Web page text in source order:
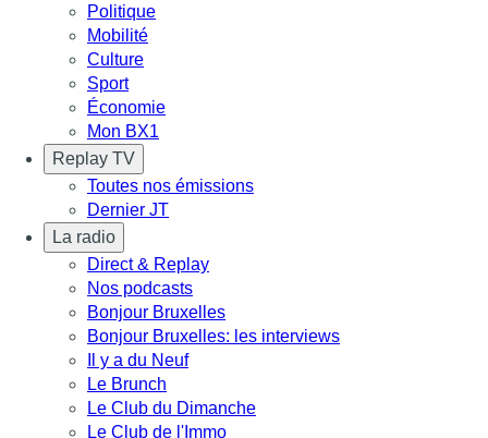
Politique
Mobilité
Culture
Sport
Économie
Mon BX1
Replay TV
Toutes nos émissions
Dernier JT
La radio
Direct & Replay
Nos podcasts
Bonjour Bruxelles
Bonjour Bruxelles: les interviews
Il y a du Neuf
Le Brunch
Le Club du Dimanche
Le Club de l'Immo